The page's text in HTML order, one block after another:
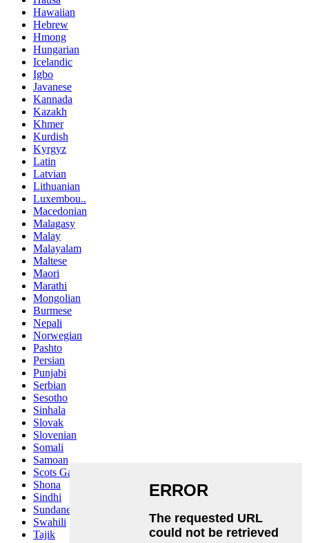
Hawaiian
Hebrew
Hmong
Hungarian
Icelandic
Igbo
Javanese
Kannada
Kazakh
Khmer
Kurdish
Kyrgyz
Latin
Latvian
Lithuanian
Luxembou..
Macedonian
Malagasy
Malay
Malayalam
Maltese
Maori
Marathi
Mongolian
Burmese
Nepali
Norwegian
Pashto
Persian
Punjabi
Serbian
Sesotho
Sinhala
Slovak
Slovenian
Somali
Samoan
Scots Gaelic
Shona
Sindhi
Sundanese
Swahili
Tajik